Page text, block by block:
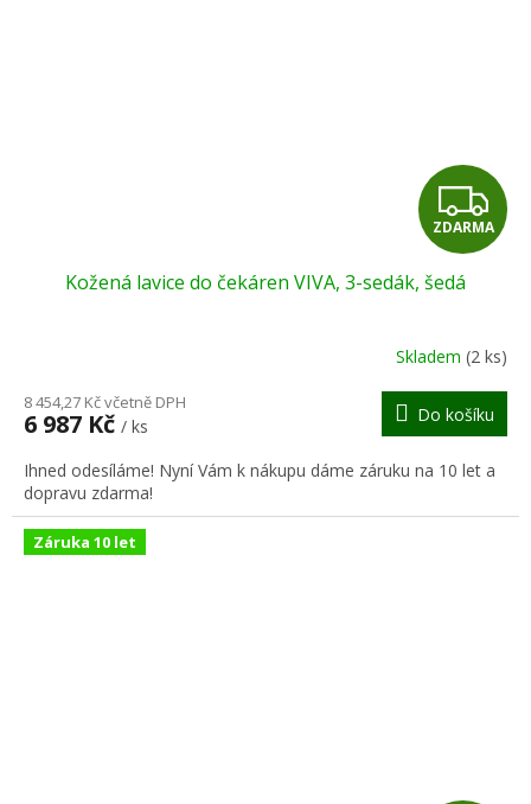
Z
D
R
M
A
ZDARMA
Kožená lavice do čekáren VIVA, 3-sedák, šedá
Skladem (2 ks)
8 454,27 Kč včetně DPH
6 987 Kč / ks
Do košíku
Ihned odesíláme! Nyní Vám k nákupu dáme záruku na 10 let a
dopravu zdarma!
Záruka 10 let